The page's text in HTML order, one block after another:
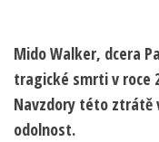
Mido Walker, dcera
tragické smrti v roce
Navzdory této ztrátě
odolnost.